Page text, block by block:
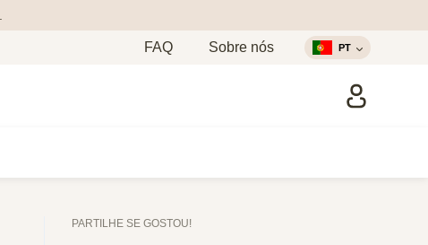
FAQ Sobre nós PT
PARTILHE SE GOSTOU!